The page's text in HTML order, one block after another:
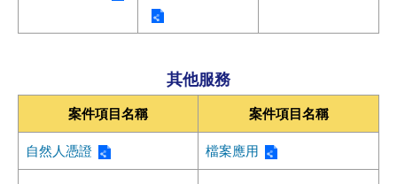
其他服務
案件項目名稱 案件項目名稱
自然人憑證 檔案應用